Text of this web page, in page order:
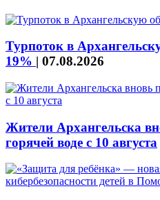
Турпоток в
19% | 07.08.2026
Жители Архангельска
горячей воде с 10 августа